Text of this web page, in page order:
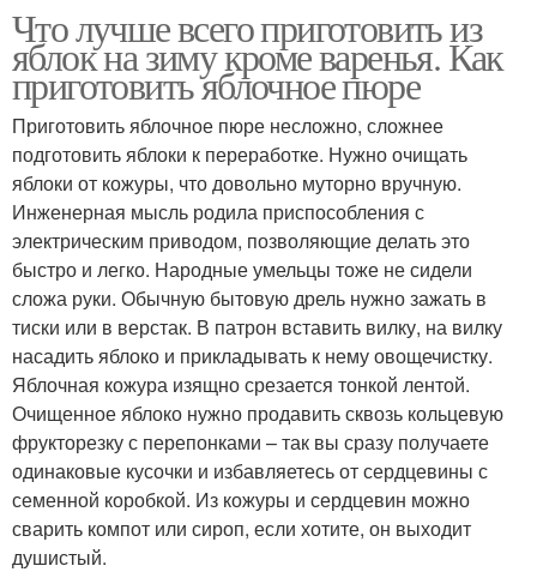
Что лучше всего приготовить из
яблок на зиму кроме варенья. Как
приготовить яблочное пюре
Приготовить яблочное пюре несложно, сложнее
подготовить яблоки к переработке. Нужно очищать
яблоки от кожуры, что довольно муторно вручную.
Инженерная мысль родила приспособления с
электрическим приводом, позволяющие делать это
быстро и легко. Народные умельцы тоже не сидели
сложа руки. Обычную бытовую дрель нужно зажать в
тиски или в верстак. В патрон вставить вилку, на вилку
насадить яблоко и прикладывать к нему овощечистку.
Яблочная кожура изящно срезается тонкой лентой.
Очищенное яблоко нужно продавить сквозь кольцевую
фрукторезку с перепонками – так вы сразу получаете
одинаковые кусочки и избавляетесь от сердцевины с
семенной коробкой. Из кожуры и сердцевин можно
сварить компот или сироп, если хотите, он выходит
душистый.